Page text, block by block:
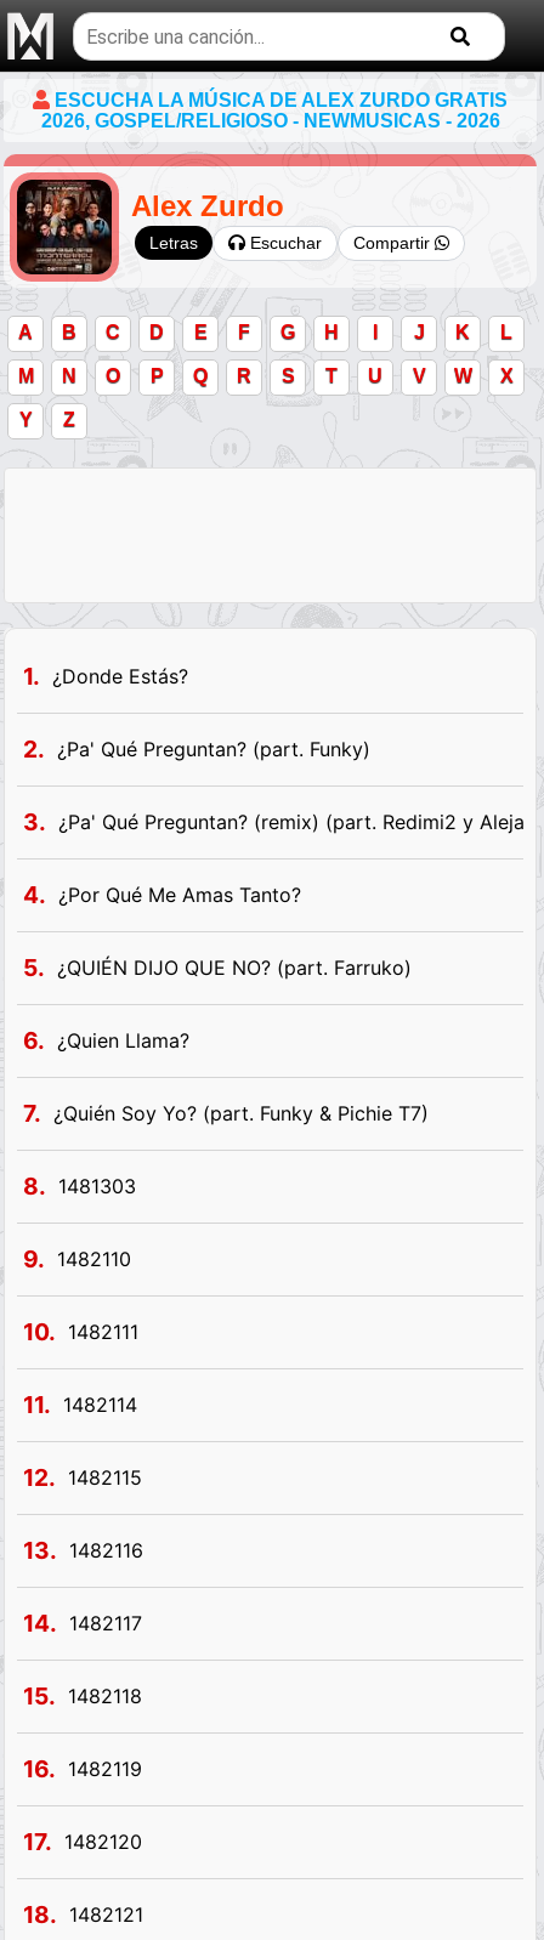
Buscar
temas
musicales
ESCUCHA LA MÚSICA DE ALEX ZURDO GRATIS
2026, GOSPEL/RELIGIOSO - NEWMUSICAS - 2026
Alex Zurdo
Letras Escuchar Compartir
A B C D E F G H I J K L
M N O P Q R S T U V W X
Y Z
1. ¿Donde Estás?
2. ¿Pa' Qué Preguntan? (part. Funky)
3. ¿Pa' Qué Preguntan? (remix) (part. Redimi2 y
4. ¿Por Qué Me Amas Tanto?
5. ¿QUIÉN DIJO QUE NO? (part. Farruko)
6. ¿Quien Llama?
7. ​¿Quién Soy Yo? (part. Funky & Pichie T7)
8. 1481303
9. 1482110
10. 1482111
11. 1482114
12. 1482115
13. 1482116
14. 1482117
15. 1482118
16. 1482119
17. 1482120
18. 1482121